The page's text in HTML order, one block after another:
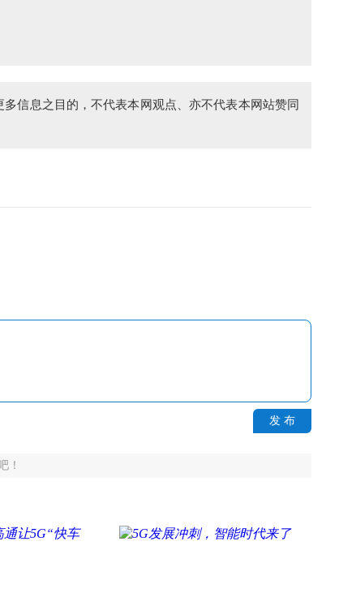
信息之目的，不代表本网观点、亦不代表本网站赞同
发 布
！